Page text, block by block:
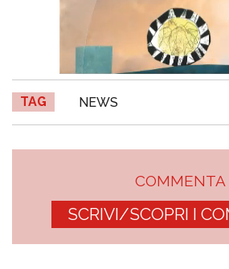
TAG NEWS
COMMENTA
SCRIVI/SCOPRI I